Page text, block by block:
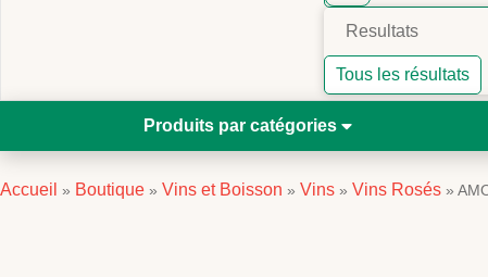
Resultats
Tous les résultats
Produits par catégories
Accueil » Boutique » Vins et Boisson » Vins » Vins Rosés »